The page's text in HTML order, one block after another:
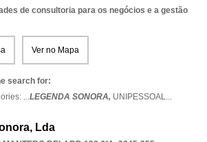
de consultoria para os negócios e a gestão
Ver no Mapa
search for:
...LEGENDA SONORA, UNIPESSOAL...
Lda